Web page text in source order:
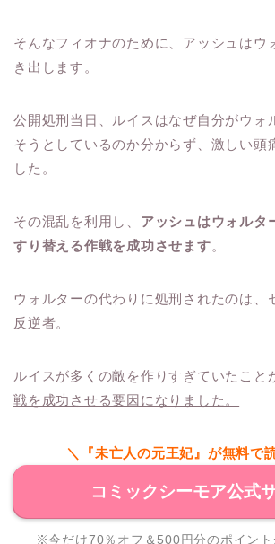
そんなフィオナのために、アッシュはウ
き出します。
公開処刑当日、ルイスはなぜ自分がウォ
そうとしているのか分からず、激しい頭
した。
その混乱を利用し、 アッシュはウォルタ
すり替える作戦を成功させます。
ウォルターの代わりに処刑されたのは、
反逆者。
ルイスが多くの敵を作りすぎていたこと
戦を成功させる要因になりました。
＼『未亡人の元王妃』が無料で
コミックシーモア公式
※今だけ70％オフ＆500円分のポイント